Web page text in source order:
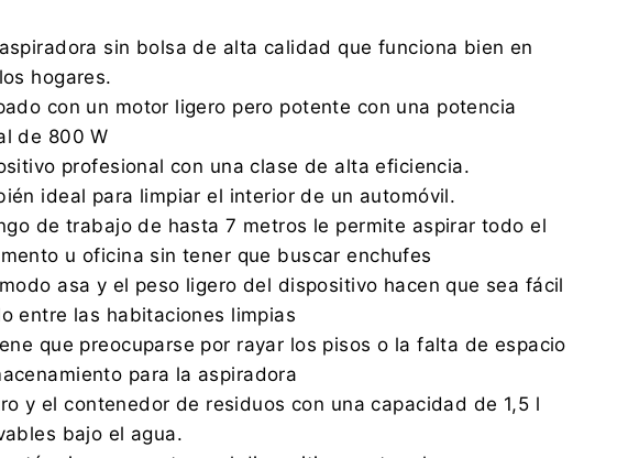
sin bolsa de alta calidad que funciona bien en
hogares.
con un motor ligero pero potente con una potencia
de 800 W
profesional con una clase de alta eficiencia.
ideal para limpiar el interior de un automóvil.
de trabajo de hasta 7 metros le permite aspirar todo el
u oficina sin tener que buscar enchufes
asa y el peso ligero del dispositivo hacen que sea fácil
entre las habitaciones limpias
que preocuparse por rayar los pisos o la falta de espacio
para la aspiradora
y el contenedor de residuos con una capacidad de 1,5 l
bajo el agua.